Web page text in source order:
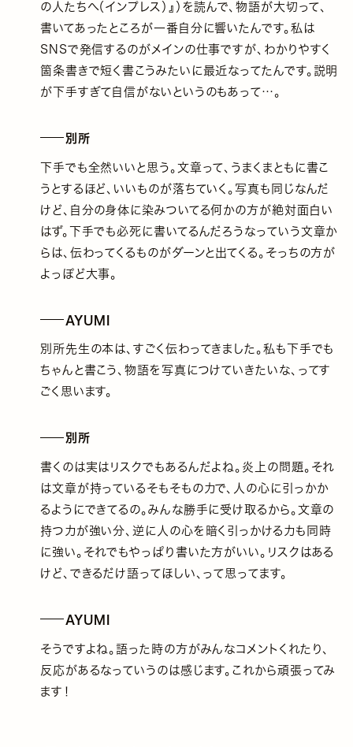
の人たちへ（インプレス）』）を読んで、物語が大切って、
書いてあったところが一番自分に響いたんです。私は
SNSで発信するのがメインの仕事ですが、わかりやすく
箇条書きで短く書こうみたいに最近なってたんです。説明
が下手すぎて自信がないというのもあって…。
別所
下手でも全然いいと思う。文章って、うまくまともに書こ
うとするほど、いいものが落ちていく。写真も同じなんだ
けど、自分の身体に染みついてる何かの方が絶対面白い
はず。下手でも必死に書いてるんだろうなっていう文章か
らは、伝わってくるものがダーンと出てくる。そっちの方が
よっぽど大事。
AYUMI
別所先生の本は、すごく伝わってきました。私も下手でも
ちゃんと書こう、物語を写真につけていきたいな、ってす
ごく思います。
別所
書くのは実はリスクでもあるんだよね。炎上の問題。それ
は文章が持っているそもそもの力で、人の心に引っかか
るようにできてるの。みんな勝手に受け取るから。文章の
持つ力が強い分、逆に人の心を暗く引っかける力も同時
に強い。それでもやっぱり書いた方がいい。リスクはある
けど、できるだけ語ってほしい、って思ってます。
AYUMI
そうですよね。語った時の方がみんなコメントくれたり、
反応があるなっていうのは感じます。これから頑張ってみ
ます！